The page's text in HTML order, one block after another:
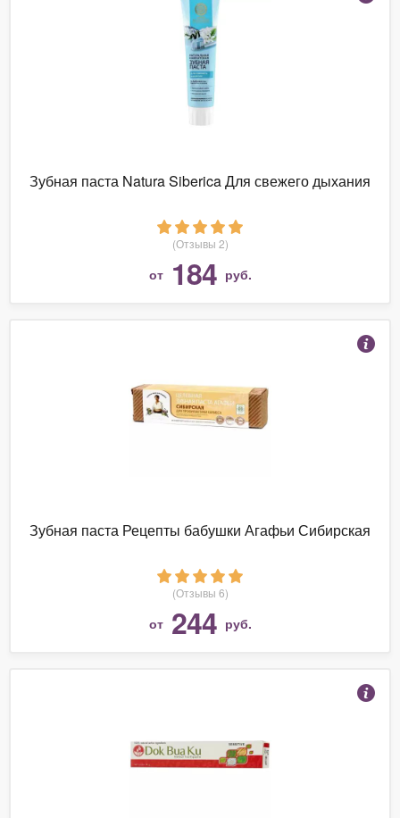
Зубная паста Natura Siberica Для свежего дыхания
(Отзывы 2)
от 184 руб.
Зубная паста Рецепты бабушки Агафьи Сибирская
(Отзывы 6)
от 244 руб.